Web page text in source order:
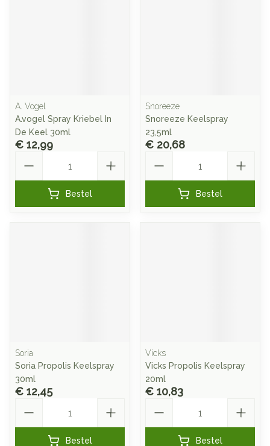
A. Vogel
A.vogel Spray Kriebel In
De Keel 30ml
€ 12,99
Bestel
Snoreeze
Snoreeze Keelspray
23,5ml
€ 20,68
Bestel
Soria
Soria Propolis Keelspray
30ml
€ 12,45
Bestel
Vicks
Vicks Propolis Keelspray
20ml
€ 10,83
Bestel